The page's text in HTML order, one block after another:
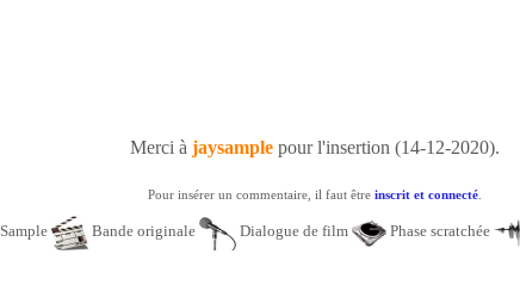
Merci à jaysamplepour l'insertion (14-12-2020).
Pour insérer un commentaire, il faut être inscrit et connecté.
Sample Bande originale Dialogue de film Phase scratchée